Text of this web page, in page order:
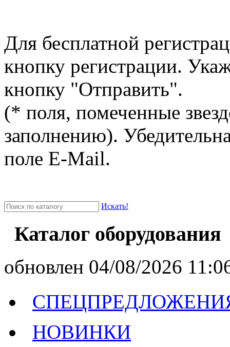
Для бесплатной
кнопку регистрации.
кнопку "Отправить".
(* поля, помеченные
заполнению).
поле E-Mail.
Искать!
Каталог оборудования
oбновлен 04/08/2026
НОВИНКИ